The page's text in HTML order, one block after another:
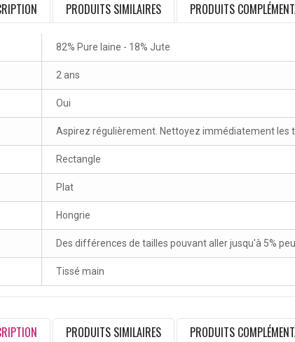
PRODUITS SIMILAIRES PRODUITS
82% Pure laine - 18% Jute
2 ans
Oui
Aspirez régulièrement. Nettoyez immédiatement les
Rectangle
Plat
Hongrie
Des différences de tailles pouvant aller jusqu'à 5%
Tissé main
PRODUITS SIMILAIRES PRODUITS